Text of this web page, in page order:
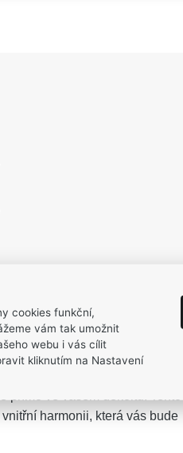
harmonii, která vás bude
cookies funkční,
vám tak umožnit
webu i vás cílit
kliknutím na Nastavení